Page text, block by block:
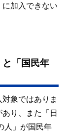
加入できない
と「国民年
象ではありま
り、また「日
人」が国民年